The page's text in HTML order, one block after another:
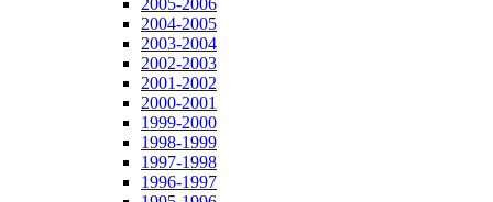
2005-2006
2004-2005
2003-2004
2002-2003
2001-2002
2000-2001
1999-2000
1998-1999
1997-1998
1996-1997